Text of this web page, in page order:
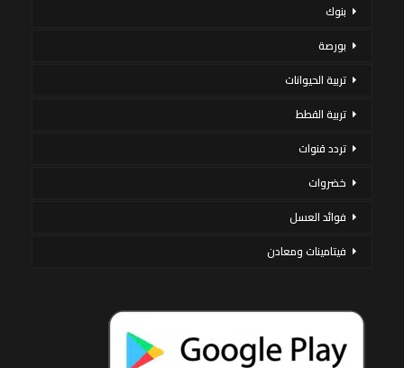
بنوك
بورصة
تربية الحيوانات
تربية القطط
تردد قنوات
خضروات
فوائد العسل
فيتامينات ومعادن